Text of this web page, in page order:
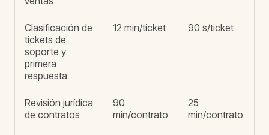
Clasificación de
tickets de
soporte y
primera
respuesta
12 min/ticket 90 s/ticket
Revisión jurídica
de contratos
90
min/contrato
25
min/contrato